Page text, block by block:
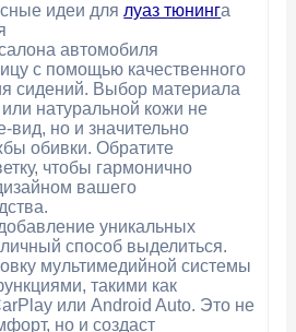
идеи для луаз тюнинга
автомобиля
с помощью качественного
сидений. Выбор материала
натуральной кожи не
вид, но и значительно
обивки. Обратите
чтобы гармонично
вашего
уникальных
способ выделиться.
мультимедийной системы
такими как
или Android Auto. Это не
но и создаст